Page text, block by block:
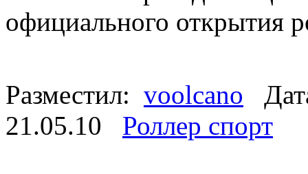
официального открытия
Разместил: voolcano
21.05.10 Роллер спорт